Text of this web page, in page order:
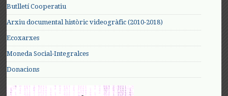
Butlletí Cooperatiu
Arxiu documental històric videogràfic (2010-2018)
Ecoxarxes
Moneda Social-Integralces
Donacions